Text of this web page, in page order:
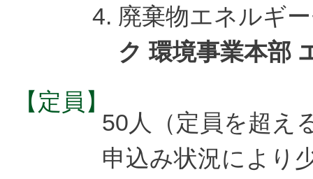
廃棄物エネルギ
ク 環境事業本部
【定員】
50人（定員を超え
申込み状況により